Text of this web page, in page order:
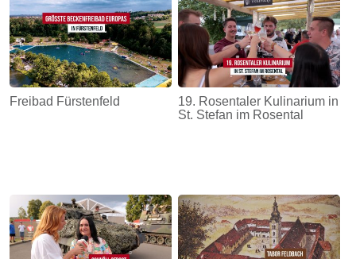
Freibad Fürstenfeld
19. Rosentaler Kulinarium in
St. Stefan im Rosental